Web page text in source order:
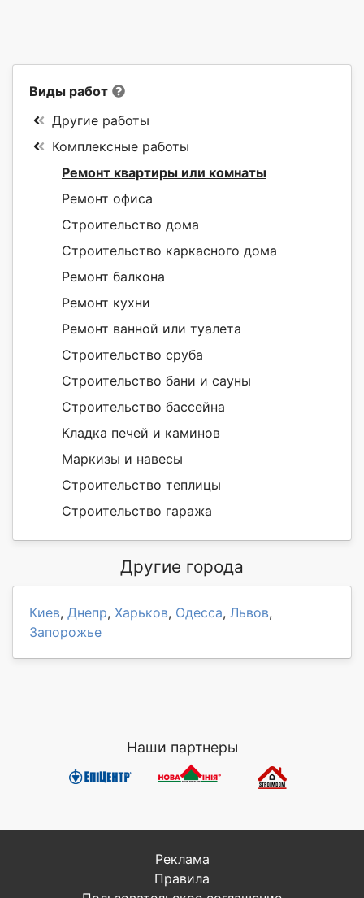
Виды работ
Другие работы
Комплексные работы
Ремонт квартиры или комнаты
Ремонт офиса
Строительство дома
Строительство каркасного дома
Ремонт балкона
Ремонт кухни
Ремонт ванной или туалета
Строительство сруба
Строительство бани и сауны
Строительство бассейна
Кладка печей и каминов
Маркизы и навесы
Строительство теплицы
Строительство гаража
Другие города
Киев, Днепр, Харьков, Одесса, Львов,
Запорожье
Наши партнеры
Реклама
Правила